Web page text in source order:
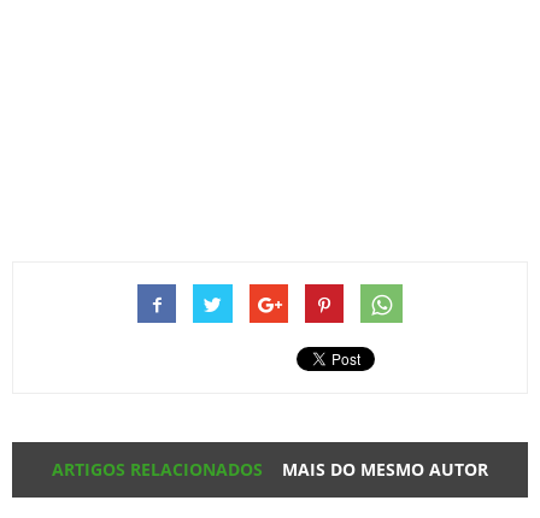
ARTIGOS RELACIONADOS MAIS DO MESMO AUTOR